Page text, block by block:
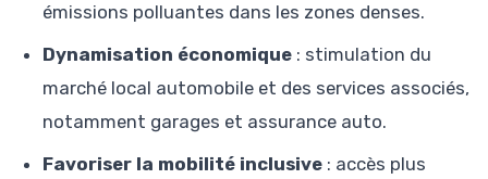
émissions polluantes dans les zones denses.
Dynamisation économique : stimulation du
marché local automobile et des services associés,
notamment garages et assurance auto.
Favoriser la mobilité inclusive : accès plus